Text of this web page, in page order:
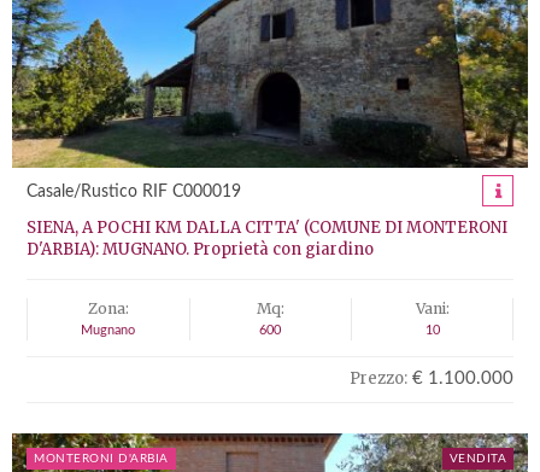
Casale/Rustico RIF C000019
SIENA, A POCHI KM DALLA CITTA' (COMUNE DI MONTERONI
D'ARBIA): MUGNANO. Proprietà con giardino
Zona:
Mugnano
Mq:
600
Vani:
10
Prezzo: € 1.100.000
MONTERONI D'ARBIA VENDITA